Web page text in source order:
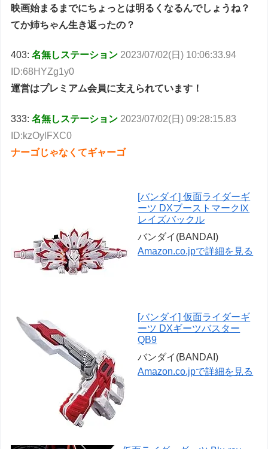
映画始まるまでにちょっとは明るくなるんでしょうね？
てか姉ちゃん生き返ったの？
403:名無しステーション 2023/07/02(日) 10:06:33.94
ID:68HYZg1y0
運営はプレミアム会員に支えられています！
333:名無しステーション 2023/07/02(日) 09:28:15.83
ID:kzOylFXC0
ナーゴじゃなくてギャーゴ
[バンダイ] 仮面ライダーギ
ーツ DXブーストマークⅨ
レイズバックル
バンダイ(BANDAI)
Amazon.co.jpで詳細を見る
[バンダイ] 仮面ライダーギ
ーツ DXギーツバスター
QB9
バンダイ(BANDAI)
Amazon.co.jpで詳細を見る